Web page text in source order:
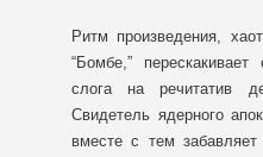
Ритм произведения,
“Бомбе,” перескакивает
слога на речитатив
Свидетель ядерного
вместе с тем